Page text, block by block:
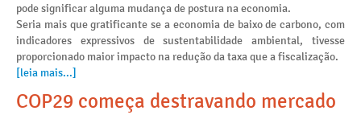
pode significar alguma mudança de postura na economia.
Seria mais que gratificante se a economia de baixo de carbono, com
indicadores expressivos de sustentabilidade ambiental, tivesse
proporcionado maior impacto na redução da taxa que a fiscalização.
[leia mais...]
COP29 começa destravando mercado